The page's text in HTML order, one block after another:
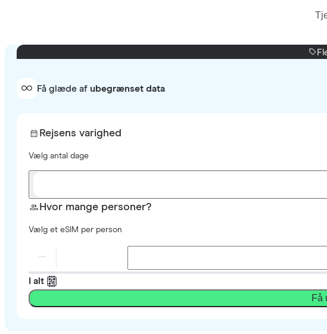
Få glæde af ubegrænset data
Rejsens varighed
Vælg antal dage
Hvor mange personer?
Vælg et eSIM per person
I alt
Få